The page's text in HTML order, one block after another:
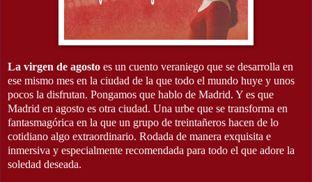
La virgen de agosto es un cuento veraniego que se desarrolla en
ese mismo mes en la ciudad de la que todo el mundo huye y unos
pocos la disfrutan. Pongamos que hablo de Madrid. Y es que
Madrid en agosto es otra ciudad. Una urbe que se transforma en
fantasmagórica en la que un grupo de treintañeros hacen de lo
cotidiano algo extraordinario. Rodada de manera exquisita e
inmersiva y especialmente recomendada para todo el que adore la
soledad deseada.